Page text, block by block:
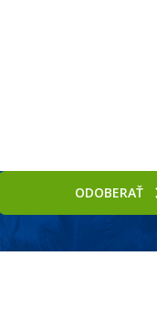
ODOBERAŤ